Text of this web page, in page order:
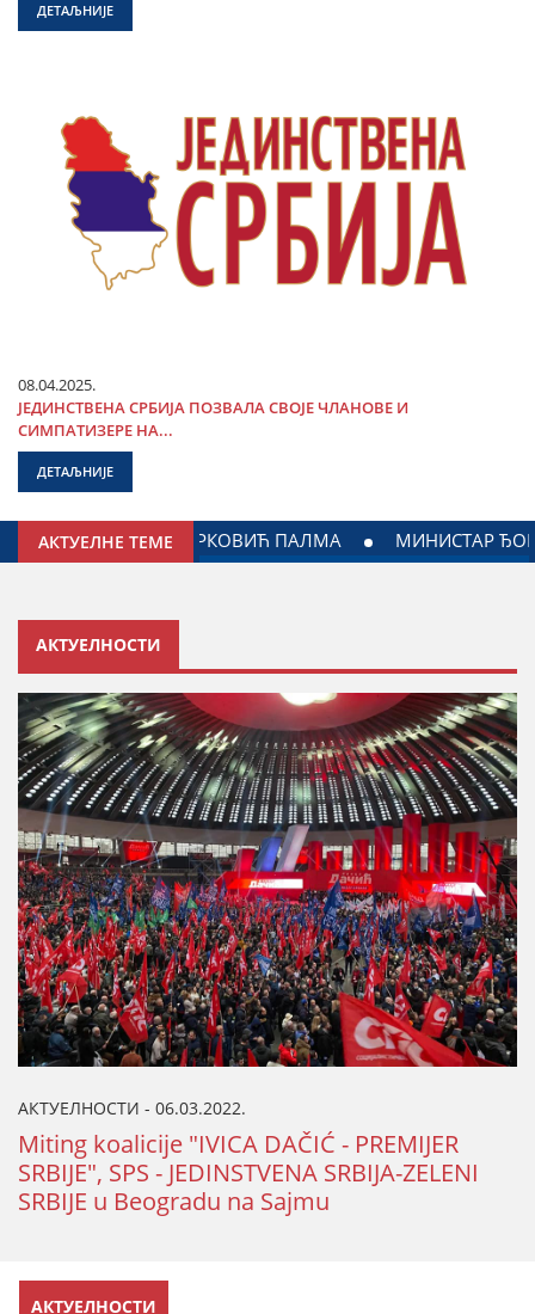
ДЕТАЉНИЈЕ
08.04.2025.
ЈЕДИНСТВЕНА СРБИЈА ПОЗВАЛА СВОЈЕ ЧЛАНОВЕ И
СИМПАТИЗЕРЕ НА...
ДЕТАЉНИЈЕ
АКТУЕЛНЕ ТЕМЕ
ДОГОВОРЕН НАСТАВАК САРАДЊЕ ГРАДА ЈАГОДИНЕ И
АКТУЕЛНОСТИ
АКТУЕЛНОСТИ - 06.03.2022.
Miting koalicije "IVICA DAČIĆ - PREMIJER
SRBIJE", SPS - JEDINSTVENA SRBIJA-ZELENI
SRBIJE u Beogradu na Sajmu
АКТУЕЛНОСТИ